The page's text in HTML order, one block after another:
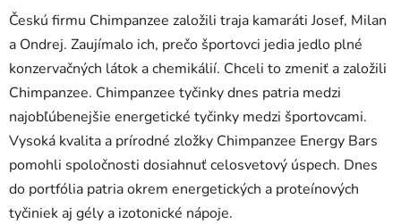
Českú firmu Chimpanzee založili traja kamaráti Josef, Milan
a Ondrej. Zaujímalo ich, prečo športovci jedia jedlo plné
konzervačných látok a chemikálií. Chceli to zmeniť a založili
Chimpanzee. Chimpanzee tyčinky dnes patria medzi
najobľúbenejšie energetické tyčinky medzi športovcami.
Vysoká kvalita a prírodné zložky Chimpanzee Energy Bars
pomohli spoločnosti dosiahnuť celosvetový úspech. Dnes
do portfólia patria okrem energetických a proteínových
tyčiniek aj gély a izotonické nápoje.